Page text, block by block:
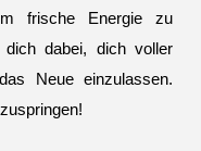
frische Energie zu
dabei, dich voller
Neue einzulassen.